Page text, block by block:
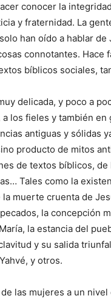
conocer la
y fraternidad. La
han oído a hablar de
connotantes. Hace
bíblicos sociales,
delicada, y poco a
los fieles y también en
antiguas y sólidas
producto de mitos
de textos bíblicos, de
Tales como la
la muerte cruenta de
la concepción
la estancia del
y su salida
y otros.
las mujeres a un